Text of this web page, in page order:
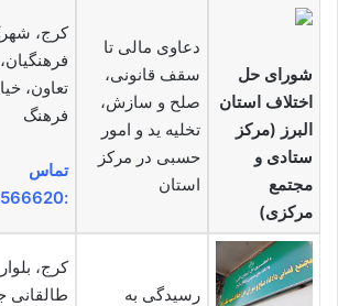
شورای حل
اختلاف استان
البرز (مرکز
ستادی و
مجتمع
مرکزی)
دعاوی مالی تا
سقف قانونی،
صلح و سازش،
تخلیه ید و امور
حسبی در مرکز
استان
کرج،
فرهنگیان،
تعاون،
فرهنگ
تماس
:02632566620
رسیدگی به
کرج، بلوار
طالقانی